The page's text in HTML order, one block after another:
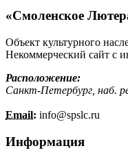
«Смоленское
Объект культурного
Некоммерческий сайт с
Расположение:
Санкт-Петербург, наб.
Email: info@spslc.ru
Информация